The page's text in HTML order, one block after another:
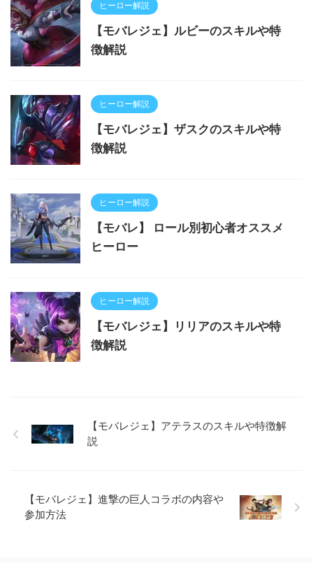
ヒーロー解説
【モバレジェ】ルビーのスキルや特
徴解説
ヒーロー解説
【モバレジェ】ザスクのスキルや特
徴解説
ヒーロー解説
【モバレ】 ロール別初心者オススメ
ヒーロー
ヒーロー解説
【モバレジェ】リリアのスキルや特
徴解説
【モバレジェ】アテラスのスキルや特徴解
説
【モバレジェ】進撃の巨人コラボの内容や
参加方法